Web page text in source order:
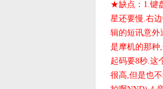
★缺点：1.键
星还要慢.右
辑的短讯意外
是摩机的那种
起码要8秒.这
很高,但是也